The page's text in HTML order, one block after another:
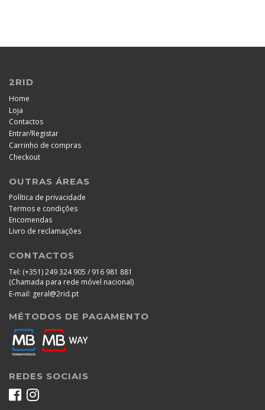
2RID
Home
Loja
Contactos
Entrar/Registar
Carrinho de compras
Checkout
OUTRAS ÁREAS
Política de privacidade
Termos e condições
Encomendas
Livro de reclamações
CONTACTOS
Tel: (+351) 249 324 905 / 916 981 881
(Chamada para rede móvel nacional)
E-mail: geral@2rid.pt
MÉTODOS DE PAGAMENTO
REDES SOCIAIS